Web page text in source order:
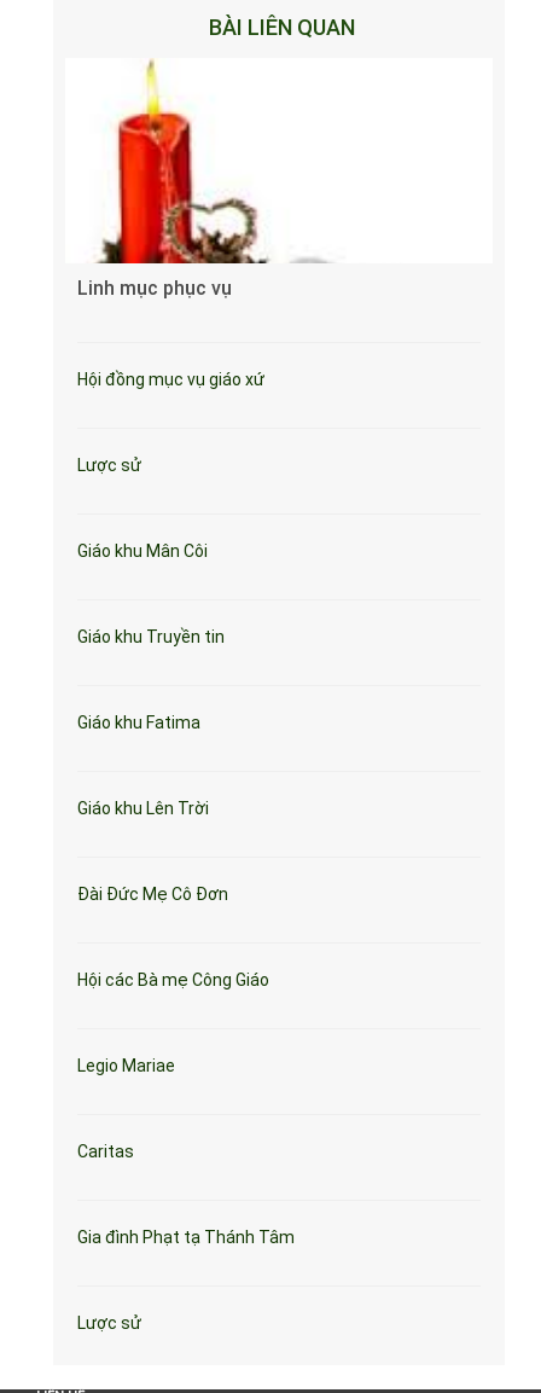
BÀI LIÊN QUAN
Linh mục phục vụ
Hội đồng mục vụ giáo xứ
Lược sử
Giáo khu Mân Côi
Giáo khu Truyền tin
Giáo khu Fatima
Giáo khu Lên Trời
Đài Đức Mẹ Cô Đơn
Hội các Bà mẹ Công Giáo
Legio Mariae
Caritas
Gia đình Phạt tạ Thánh Tâm
Lược sử